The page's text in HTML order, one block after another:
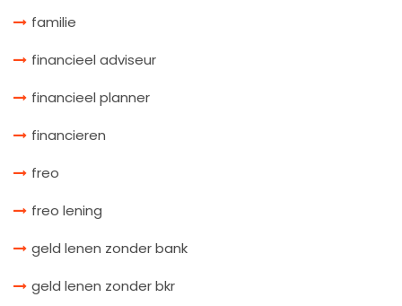
familie
financieel adviseur
financieel planner
financieren
freo
freo lening
geld lenen zonder bank
geld lenen zonder bkr